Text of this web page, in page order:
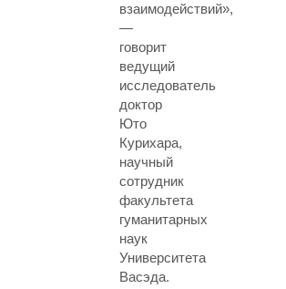
взаимодействий»,
—
говорит
ведущий
исследователь
доктор
Юто
Курихара,
научный
сотрудник
факультета
гуманитарных
наук
Университета
Васэда.